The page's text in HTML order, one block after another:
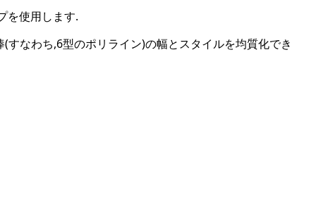
を使用します.
なわち,6型のポリライン)の幅とスタイルを均質化でき